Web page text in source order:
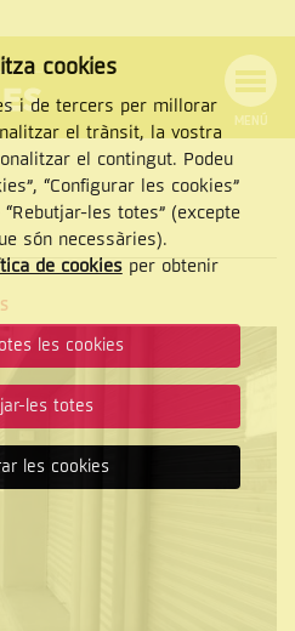
MENÚ
cookies
i de tercers per millorar
el trànsit, la vostra
el contingut. Podeu
“Configurar les cookies”
les totes” (excepte
són necessàries).
de cookiesper obtenir
les cookies
les totes
les cookies